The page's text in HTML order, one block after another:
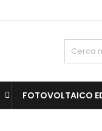
FOTOVOLTAICO
Le mie
((title))
Accedi
Devi avere